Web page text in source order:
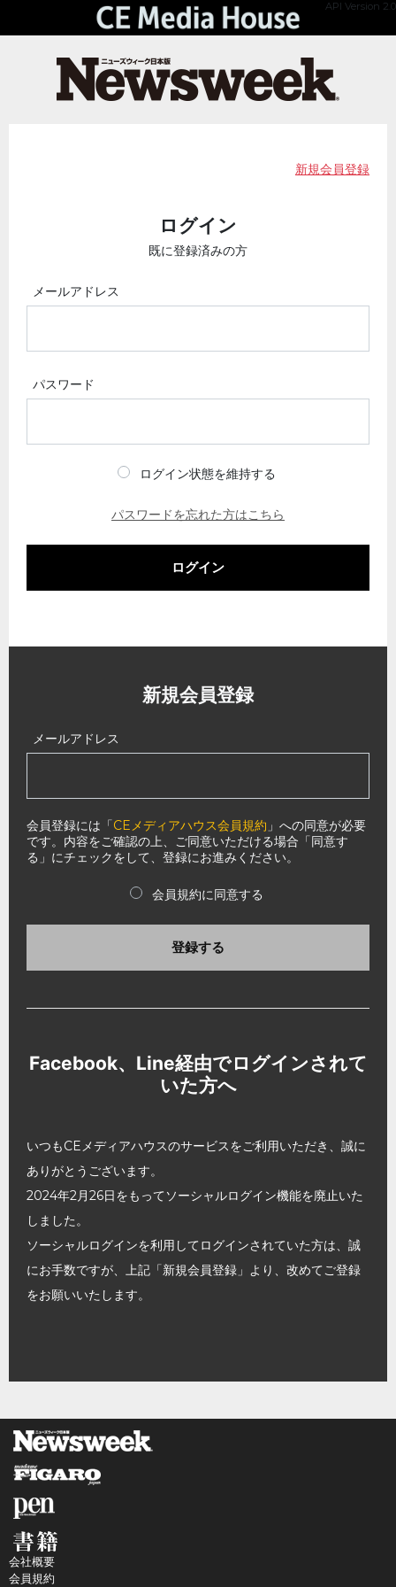
API Version 2.0
新規会員登録
ログイン
既に登録済みの方
メールアドレス
パスワード
ログイン状態を維持する
パスワードを忘れた方はこちら
ログイン
新規会員登録
メールアドレス
会員登録には「CEメディアハウス会員規約 」への同意が必要
です。内容をご確認の上、ご同意いただける場合「同意す
る」にチェックをして、登録にお進みください。
会員規約に同意する
登録する
Facebook、Line経由でログインされて
いた方へ
いつもCEメディアハウスのサービスをご利用いただき、誠に
ありがとうございます。
2024年2月26日をもってソーシャルログイン機能を廃止いた
しました。
ソーシャルログインを利用してログインされていた方は、誠
にお手数ですが、上記「新規会員登録」より、改めてご登録
をお願いいたします。
会社概要
会員規約